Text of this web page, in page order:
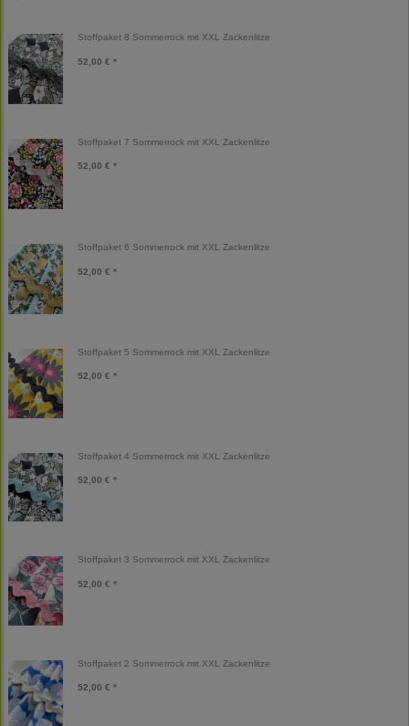
Stoffpaket 8 Sommerrock mit XXL Zackenlitze
52,00 € *
Stoffpaket 7 Sommerrock mit XXL Zackenlitze
52,00 € *
Stoffpaket 6 Sommerrock mit XXL Zackenlitze
52,00 € *
Stoffpaket 5 Sommerrock mit XXL Zackenlitze
52,00 € *
Stoffpaket 4 Sommerrock mit XXL Zackenlitze
52,00 € *
Stoffpaket 3 Sommerrock mit XXL Zackenlitze
52,00 € *
Stoffpaket 2 Sommerrock mit XXL Zackenlitze
52,00 € *